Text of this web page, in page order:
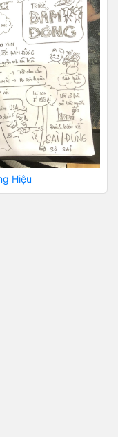
Hiệu